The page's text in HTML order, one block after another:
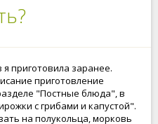
приготовила заранее.
приготовление
"Постные блюда", в
с грибами и капустой".
на полукольца, морковь